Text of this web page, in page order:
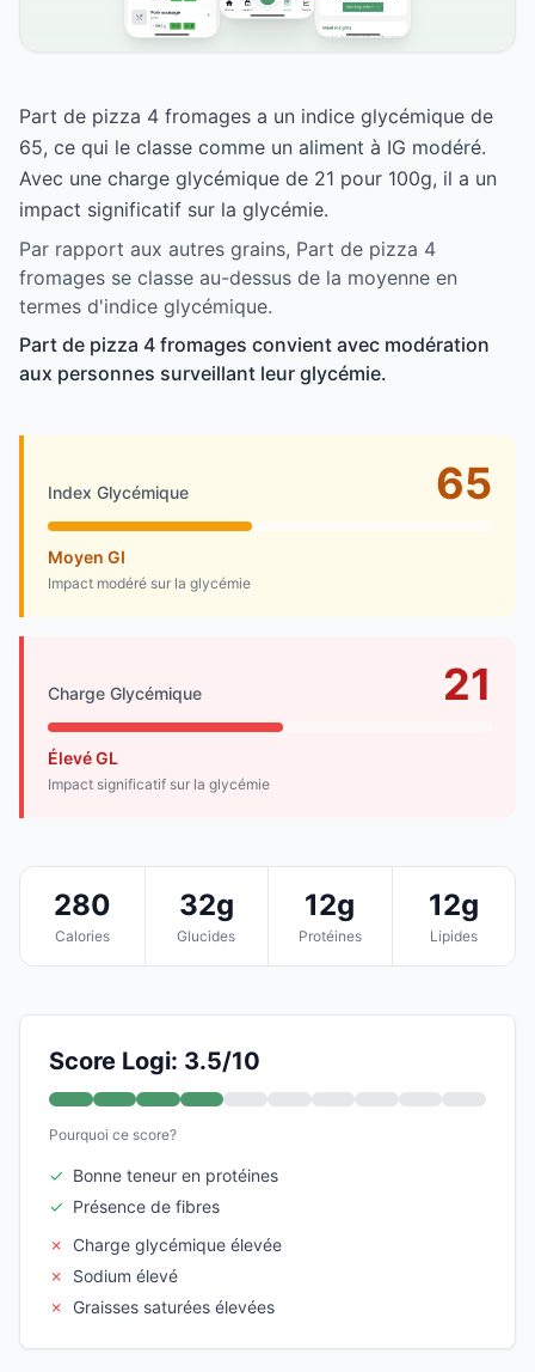
Part de pizza 4 fromages a un indice glycémique de
65, ce qui le classe comme un aliment à IG modéré.
Avec une charge glycémique de 21 pour 100g, il a un
impact significatif sur la glycémie.
Par rapport aux autres grains, Part de pizza 4
fromages se classe au-dessus de la moyenne en
termes d'indice glycémique.
Part de pizza 4 fromages convient avec modération
aux personnes surveillant leur glycémie.
Index Glycémique 65
Moyen GI
Impact modéré sur la glycémie
Charge Glycémique 21
Élevé GL
Impact significatif sur la glycémie
280
Calories
32g
Glucides
12g
Protéines
12g
Lipides
Score Logi: 3.5/10
Pourquoi ce score?
✓ Bonne teneur en protéines
✓ Présence de fibres
✗
Charge glycémique élevée
✗
Sodium élevé
✗
Graisses saturées élevées